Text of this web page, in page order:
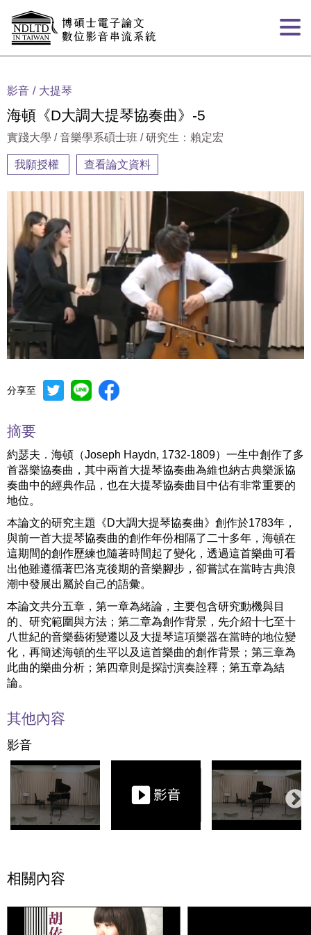
影音 大提琴
海頓《D大調大提琴協奏曲》-5
實踐大學 / 音樂學系碩士班 / 研究生：賴定宏
我願授權 查看論文資料
分享至
摘要
約瑟夫．海頓（Joseph Haydn, 1732-1809）一生中創作了多
首器樂協奏曲，其中兩首大提琴協奏曲為維也納古典樂派協
奏曲中的經典作品，也在大提琴協奏曲目中佔有非常重要的
地位。
本論文的研究主題《D大調大提琴協奏曲》創作於1783年，
與前一首大提琴協奏曲的創作年份相隔了二十多年，海頓在
這期間的創作歷練也隨著時間起了變化，透過這首樂曲可看
出他雖遵循著巴洛克後期的音樂腳步，卻嘗試在當時古典浪
潮中發展出屬於自己的語彙。
本論文共分五章，第一章為緒論，主要包含研究動機與目
的、研究範圍與方法；第二章為創作背景，先介紹十七至十
八世紀的音樂藝術變遷以及大提琴這項樂器在當時的地位變
化，再簡述海頓的生平以及這首樂曲的創作背景；第三章為
此曲的樂曲分析；第四章則是探討演奏詮釋；第五章為結
論。
其他內容
影音
相關內容